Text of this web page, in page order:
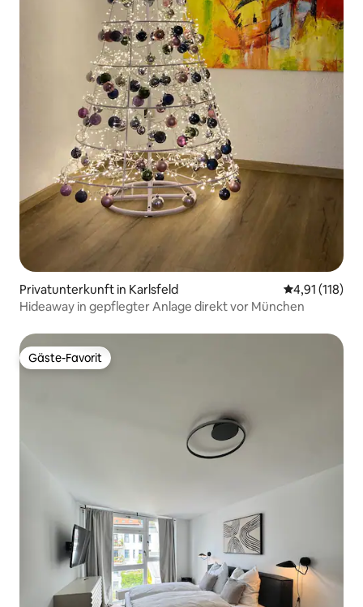
Privatunterkunft in Karlsfeld
4,91 (118)
Hideaway in gepflegter Anlage direkt vor München
Gäste-Favorit
Gäste-Favorit